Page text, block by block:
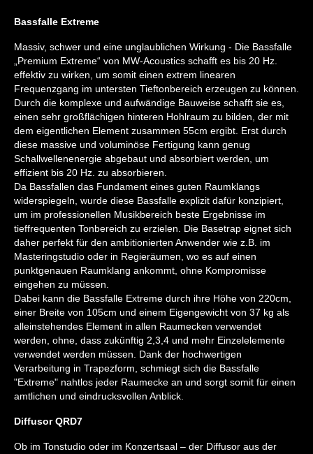
Bassfalle Extreme
Massiv, schwer und eine unglaublichen Wirkung - Die Bassfalle
„Premium Extreme“ von MW-Acoustics schafft es bis 20 Hz.
effektiv zu wirken, um somit einen extrem linearen
Frequenzgang im untersten Tieftonbereich erzeugen zu können.
Durch die komplexe und aufwändige Bauweise schafft sie es,
einen sehr großflächigen hinteren Hohlraum zu bilden, der mit
dem eigentlichen Element zusammen 55cm ergibt. Erst durch
diese massive und voluminöse Fertigung kann genug
Schallwellenenergie abgebaut und absorbiert werden, um
effizient bis 20 Hz. zu absorbieren.
Da Bassfallen das Fundament eines guten Raumklangs
widerspiegeln, wurde diese Bassfalle explizit dafür konzipiert,
um im professionellen Musikbereich beste Ergebnisse im
tieffrequenten Tonbereich zu erzielen. Die Basetrap eignet sich
daher perfekt für den ambitionierten Anwender wie z.B. im
Masteringstudio oder in Regieräumen, wo es auf einen
punktgenauen Raumklang ankommt, ohne Kompromisse
eingehen zu müssen.
Dabei kann die Bassfalle Extreme durch ihre Höhe von 220cm,
einer Breite von 105cm und einem Eigengewicht von 37 kg als
alleinstehendes Element in allen Raumecken verwendet
werden, ohne, dass zukünftig 2,3,4 und mehr Einzelelemente
verwendet werden müssen. Dank der hochwertigen
Verarbeitung in Trapezform, schmiegt sich die Bassfalle
"Extreme" nahtlos jeder Raumecke an und sorgt somit für einen
amtlichen und eindrucksvollen Anblick.
Diffusor QRD7
Ob im Tonstudio oder im Konzertsaal – der Diffusor aus der